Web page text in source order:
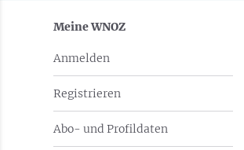
Meine WNOZ
Anmelden
Registrieren
Abo- und Profildaten